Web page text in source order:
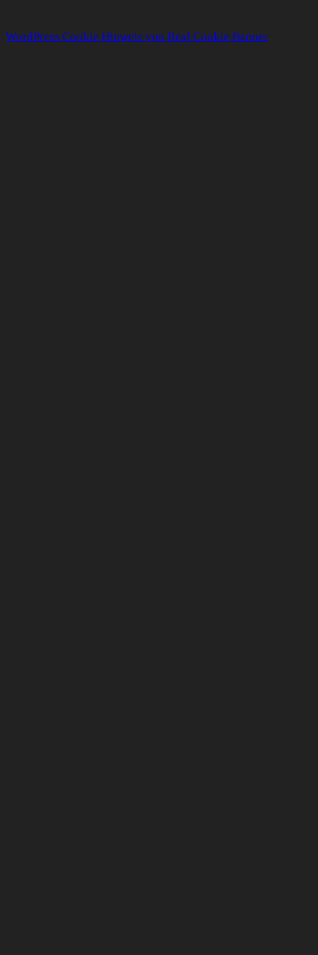
WordPress Cookie Hinweis von Real Cookie Banner